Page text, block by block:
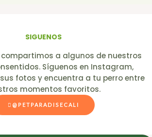
SIGUENOS
a algunos de nuestros
Síguenos en Instagram,
fotos y encuentra a tu perro entre
momentos favoritos.
@PETPARADISECALI